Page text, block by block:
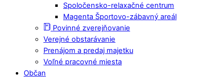
Spoločensko-relaxačné centrum
Magenta Športovo-zábavný areál
Povinné zverejňovanie
Verejné obstarávanie
Prenájom a predaj majetku
Voľné pracovné miesta
Občan